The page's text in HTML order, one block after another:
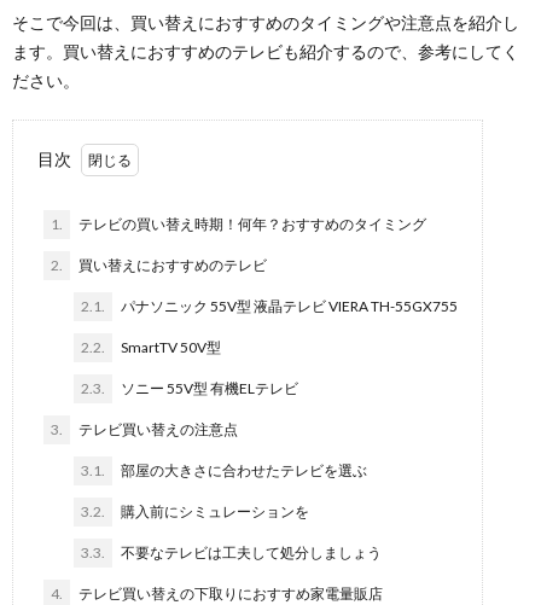
そこで今回は、買い替えにおすすめのタイミングや注意点を紹介し
ます。買い替えにおすすめのテレビも紹介するので、参考にしてく
ださい。
目次
1. テレビの買い替え時期！何年？おすすめのタイミング
2. 買い替えにおすすめのテレビ
2.1. パナソニック 55V型 液晶テレビ VIERA TH-55GX755
2.2. SmartTV 50V型
2.3. ソニー 55V型 有機ELテレビ
3. テレビ買い替えの注意点
3.1. 部屋の大きさに合わせたテレビを選ぶ
3.2. 購入前にシミュレーションを
3.3. 不要なテレビは工夫して処分しましょう
4. テレビ買い替えの下取りにおすすめ家電量販店